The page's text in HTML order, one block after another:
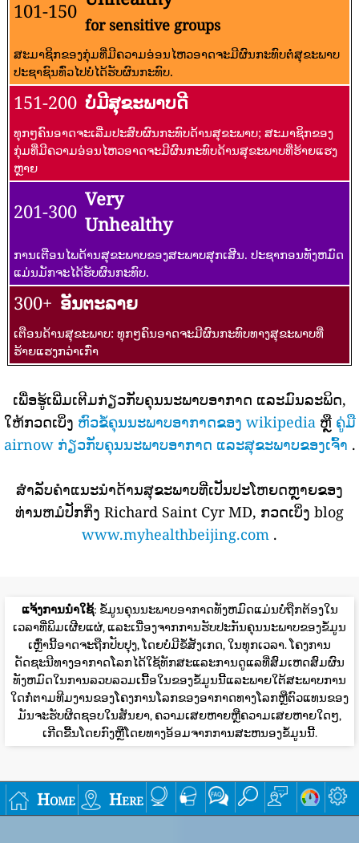
101-150
for sensitive groups
ສະມາຊິກຂອງກຸ່ມທີ່ມີຄວາມອ່ອນໄຫວອາດຈະມີຜົນກະທົບຕໍ່ສຸຂະພາບ
ປະຊາຊົນທົ່ວໄປບໍ່ໄດ້ຮັບຜົນກະທົບ.
151-200 ບໍ່ມີສຸຂະພາບດີ
ທຸກໆຄົນອາດຈະເລີ່ມປະສົບຜົນກະທົບດ້ານສຸຂະພາບ; ສະມາຊິກຂອງ
ກຸ່ມທີ່ມີຄວາມອ່ອນໄຫວອາດຈະມີຜົນກະທົບດ້ານສຸຂະພາບທີ່ຮ້າຍແຮງ
ຫຼາຍ
201-300
Very
Unhealthy
ການເຕືອນໄພດ້ານສຸຂະພາບຂອງສະພາບສຸກເສີນ. ປະຊາກອນທັງຫມົດ
ແມ່ນມັກຈະໄດ້ຮັບຜົນກະທົບ.
300+ ອັນຕະລາຍ
ເຕືອນດ້ານສຸຂະພາບ: ທຸກໆຄົນອາດຈະມີຜົນກະທົບທາງສຸຂະພາບທີ່
ຮ້າຍແຮງກວ່າເກົ່າ
ເພື່ອຮູ້ເພີ່ມເຕີມກ່ຽວກັບຄຸນນະພາບອາກາດ ແລະມົນລະພິດ,
ໃຫ້ກວດເບິ່ງ ຫົວຂໍ້ຄຸນນະພາບອາກາດຂອງ wikipedia ຫຼື ຄູ່ມື
airnow ກ່ຽວກັບຄຸນນະພາບອາກາດ ແລະສຸຂະພາບຂອງເຈົ້າ .
ສໍາລັບຄໍາແນະນໍາດ້ານສຸຂະພາບທີ່ເປັນປະໂຫຍດຫຼາຍຂອງ
ທ່ານຫມໍປັກກິ່ງ Richard Saint Cyr MD, ກວດເບິ່ງ blog
www.myhealthbeijing.com .
ແຈ້ງການນໍາໃຊ້: ຂໍ້ມູນຄຸນນະພາບອາກາດທັງຫມົດແມ່ນບໍ່ຖືກຕ້ອງໃນ
ເວລາທີ່ພິມເຜີຍແຜ່, ແລະເນື່ອງຈາກການຮັບປະກັນຄຸນນະພາບຂອງຂໍ້ມູນ
ເຫຼົ່ານີ້ອາດຈະຖືກປັບປຸງ, ໂດຍບໍ່ມີຂໍ້ສັງເກດ, ໃນທຸກເວລາ. ໂຄງການ
ດັດຊະນີທາງອາກາດໂລກໄດ້ໃຊ້ທັກສະແລະການດູແລທີ່ສົມເຫດສົມຜົນ
ທັງຫມົດໃນການລວບລວມເນື້ອໃນຂອງຂໍ້ມູນນີ້ແລະພາຍໃຕ້ສະພາບການ
ໃດກໍ່ຕາມທີມງານຂອງໂຄງການໂລກຂອງອາກາດທາງໂລກຫຼືຕົວແທນຂອງ
ມັນຈະຮັບຜິດຊອບໃນສັນຍາ, ຄວາມເສຍຫາຍຫຼືຄວາມເສຍຫາຍໃດໆ,
ເກີດຂື້ນໂດຍກົງຫຼືໂດຍທາງອ້ອມຈາກການສະຫນອງຂໍ້ມູນນີ້.
Home Here